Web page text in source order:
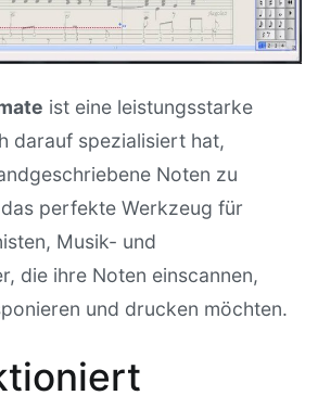
ist eine leistungsstarke
darauf spezialisiert hat,
Noten zu
perfekte Werkzeug für
Musik- und
die ihre Noten einscannen,
und drucken möchten.